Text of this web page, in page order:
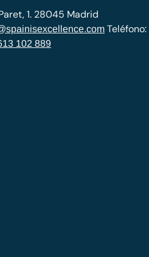
1. 28045 Madrid
Teléfono:
102 889